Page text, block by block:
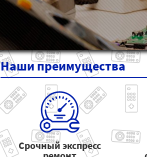
Нашипреимущества
Срочный экспресс